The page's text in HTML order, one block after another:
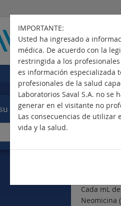
país
IMPORTANTE:
Usted ha ingresado a
médica. De acuerdo con la
restringida a los
es información especializada
profesionales de la salud
Laboratorios Saval S.A. no
generar en el visitante no
Las consecuencias de
vida y la salud.
Cada mL